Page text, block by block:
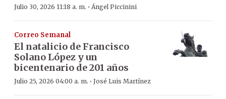
Julio 30, 2026 11:18 a. m. · Ángel Piccinini
Correo Semanal
El natalicio de Francisco
Solano López y un
bicentenario de 201 años
Julio 25, 2026 04:00 a. m. · José Luis Martínez